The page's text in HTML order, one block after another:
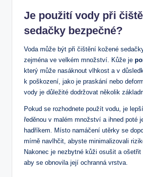
Je použití vody při
sedačky bezpečné?
Voda může být při čištění kožené
zejména ve velkém množství. Kůže je
který může nasáknout vlhkost a v
k poškození, jako je praskání nebo
vody je důležité dodržovat několik
Pokud se rozhodnete použít vodu, je
ředěnou v malém množství a ihned poté
hadříkem. Místo namáčení utěrky se
mírně navlhčit, abyste minimalizovali
Nakonec je nezbytné kůži osušit a ošetřit
aby se obnovila její ochranná vrstva.